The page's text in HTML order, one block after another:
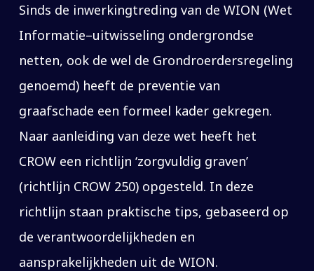
Sinds de inwerkingtreding van de WION (Wet
Informatie–uitwisseling ondergrondse
netten, ook de wel de Grondroerdersregeling
genoemd) heeft de preventie van
graafschade een formeel kader gekregen.
Naar aanleiding van deze wet heeft het
CROW een richtlijn ‘zorgvuldig graven’
(richtlijn CROW 250) opgesteld. In deze
richtlijn staan praktische tips, gebaseerd op
de verantwoordelijkheden en
aansprakelijkheden uit de WION.